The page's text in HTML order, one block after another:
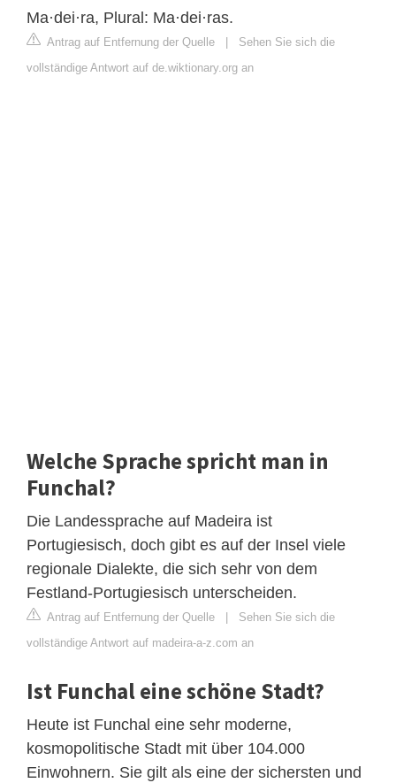
Ma·dei·ra, Plural: Ma·dei·ras.
Antrag auf Entfernung der Quelle
Sehen Sie sich die
vollständige Antwort auf de.wiktionary.org an
Welche Sprache spricht man in
Funchal?
Die Landessprache auf Madeira ist
Portugiesisch, doch gibt es auf der Insel viele
regionale Dialekte, die sich sehr von dem
Festland-Portugiesisch unterscheiden.
Antrag auf Entfernung der Quelle
Sehen Sie sich die
vollständige Antwort auf madeira-a-z.com an
Ist Funchal eine schöne Stadt?
Heute ist Funchal eine sehr moderne,
kosmopolitische Stadt mit über 104.000
Einwohnern. Sie gilt als eine der sichersten und